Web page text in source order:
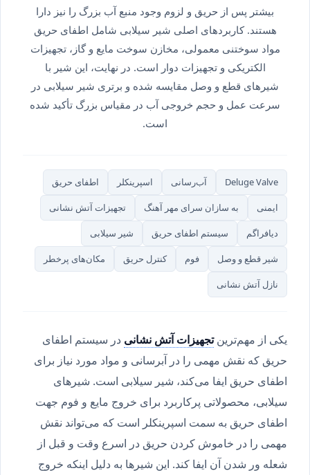
بیشتر پس از حریق و لزوم وجود منبع آب بزرگ را نیز دارا
هستند. کاربردهای اصلی شیر سیلابی شامل اطفای حریق
مواد سوختنی معمولی، مخازن سوخت مایع و گاز، تجهیزات
الکتریکی و تجهیزات دوار است. در نهایت، این شیر با
شیرهای قطع و وصل مقایسه شده و برتری شیر سیلابی در
سرعت عمل و حجم خروجی آب در مقیاس بزرگ تأکید شده
است.
Deluge Valve آب‌رسانی اسپرینکلر اطفای حریق
ایمنی به سازان سرای مهر آهنگ تجهیزات آتش نشانی
دیافراگم سیستم اطفای حریق شیر سیلابی
شیر قطع و وصل فوم کنترل حریق مکان‌های پرخطر
نازل آتش نشانی
یکی از مهم‌ترینتجهیزات آتش نشانیدر سیستم اطفای
حریق که نقش مهمی را در آبرسانی و مواد مورد نیاز برای
اطفای حریق ایفا می‌کند، شیر سیلابی است. شیرهای
سیلابی، محصولاتی پرکاربرد برای خروج مایع و فوم جهت
اطفای حریق به سمت اسپرینکلر است که می‌تواند نقش
مهمی را در خاموش کردن حریق در اسرع وقت و قبل از
شعله ور شدن آن ایفا کند. این شیرها به دلیل اینکه خروج